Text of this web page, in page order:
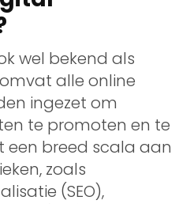
wel bekend als
alle online
ingezet om
te promoten en te
een breed scala aan
zoals
(SEO),